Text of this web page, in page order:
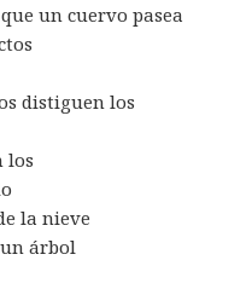
un cuervo pasea
distiguen los
los
la nieve
árbol